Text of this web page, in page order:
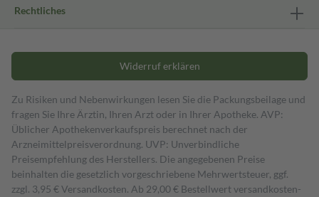
Rechtliches
Widerruf erklären
Zu Risiken und Nebenwirkungen lesen Sie die Packungsbeilage und
fragen Sie Ihre Ärztin, Ihren Arzt oder in Ihrer Apotheke. AVP:
Üblicher Apothekenverkaufspreis berechnet nach der
Arzneimittelpreisverordnung. UVP: Unverbindliche
Preisempfehlung des Herstellers. Die angegebenen Preise
beinhalten die gesetzlich vorgeschriebene Mehrwertsteuer, ggf.
zzgl. 3,95 € Versandkosten. Ab 29,00 € Bestell­wert versand­kosten­